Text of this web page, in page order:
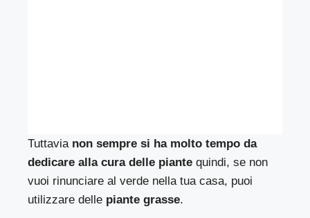
Tuttavia non sempre si ha molto tempo da
dedicare alla cura delle piante quindi, se non
vuoi rinunciare al verde nella tua casa, puoi
utilizzare delle piante grasse.